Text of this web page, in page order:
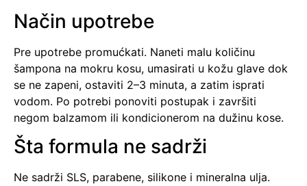
Način upotrebe
Pre upotrebe promućkati. Naneti malu količinu
šampona na mokru kosu, umasirati u kožu glave dok
se ne zapeni, ostaviti 2–3 minuta, a zatim isprati
vodom. Po potrebi ponoviti postupak i završiti
negom balzamom ili kondicionerom na dužinu kose.
Šta formula ne sadrži
Ne sadrži SLS, parabene, silikone i mineralna ulja.